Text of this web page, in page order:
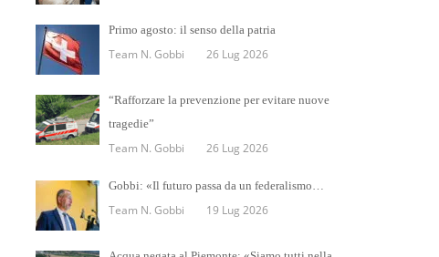
Primo agosto: il senso della patria
Team N. Gobbi 26 Lug 2026
“Rafforzare la prevenzione per evitare nuove
tragedie”
Team N. Gobbi 26 Lug 2026
Gobbi: «Il futuro passa da un federalismo…
Team N. Gobbi 19 Lug 2026